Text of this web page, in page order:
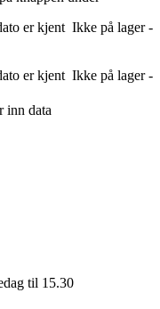
er kjent Ikke på lager -
er kjent Ikke på lager -
inn data
til 15.30